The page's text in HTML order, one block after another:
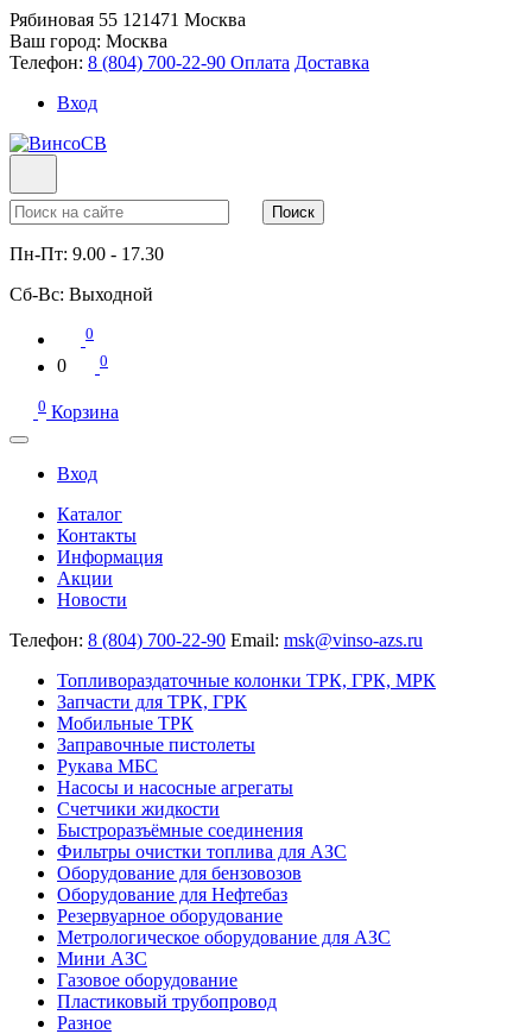
Рябиновая 55 121471 Москва
Ваш город: Москва
Телефон: 8 (804) 700-22-90 Оплата Доставка
Вход
Поиск
Пн-Пт: 9.00 - 17.30
Сб-Вс: Выходной
0
0 0
0 Корзина
Вход
Каталог
Контакты
Информация
Акции
Новости
Телефон: 8 (804) 700-22-90 Email: msk@vinso-azs.ru
Топливораздаточные колонки ТРК, ГРК, МРК
Запчасти для ТРК, ГРК
Мобильные ТРК
Заправочные пистолеты
Рукава МБС
Насосы и насосные агрегаты
Счетчики жидкости
Быстроразъёмные соединения
Фильтры очистки топлива для АЗС
Оборудование для бензовозов
Оборудование для Нефтебаз
Резервуарное оборудование
Метрологическое оборудование для АЗС
Мини АЗС
Газовое оборудование
Пластиковый трубопровод
Разное